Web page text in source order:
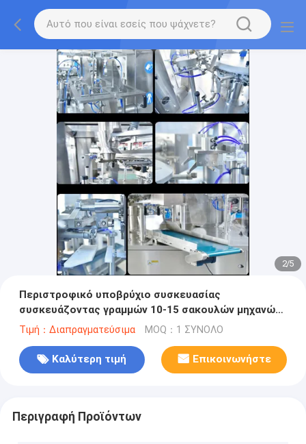
2/5
Περιστροφικό υποβρύχιο συσκευασίας
συσκευάζοντας γραμμών 10-15 σακουλών μηχανών
συσκευασίας τσαντών Premade έξι θέσεων
Τιμή：Διαπραγματεύσιμα MOQ：1 ΣΥΝΟΛΟ
Καλύτερη τιμή Επικοινωνήστε
Περιγραφή Προϊόντων